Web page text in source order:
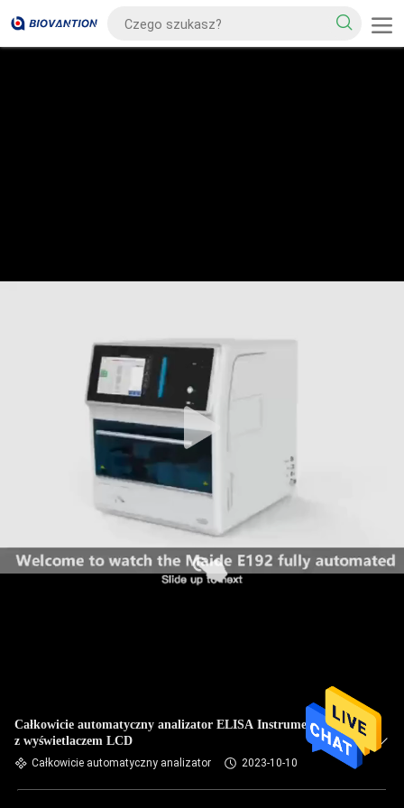
Całkowicie automatyczny analizator ELISA Instrument wagi
z wyświetlaczem LCD
Całkowicie automatyczny analizator 2023-10-10